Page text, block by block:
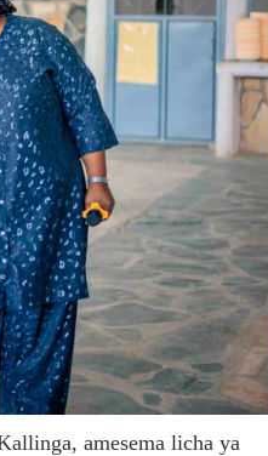
amesema licha ya